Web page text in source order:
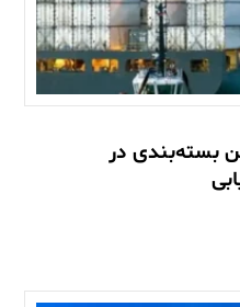
بسته‌بندی در